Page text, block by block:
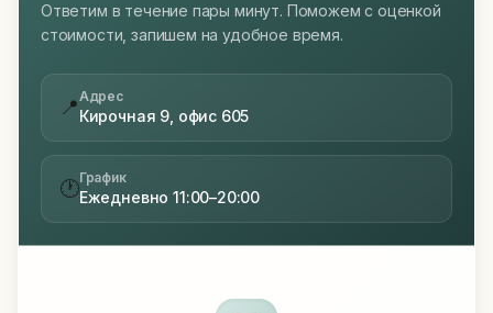
Ответим в течение пары минут. Поможем с оценкой
стоимости, запишем на удобное время.
📍Адрес
Кирочная 9, офис 605
🕐График
Ежедневно 11:00–20:00